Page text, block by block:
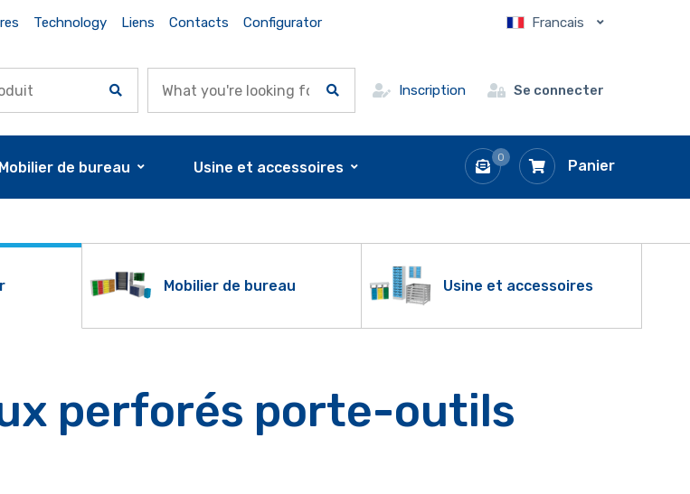
Technology Liens Contacts Configurator Francais
Inscription Se connecter
0 Panier
Mobilier de bureau Usine et accessoires
Mobilier de bureau Usine et accessoires
perforés porte-outils